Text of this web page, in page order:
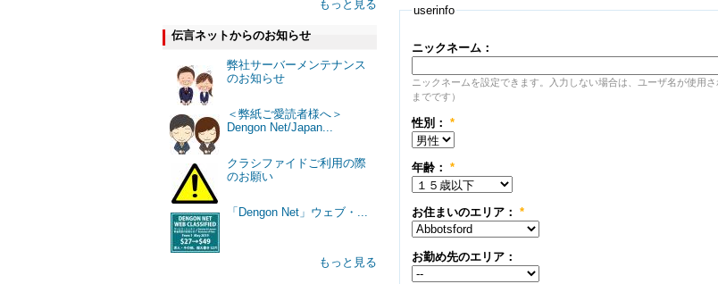
もっと見る
伝言ネットからのお知らせ
弊社サーバーメンテナンス
のお知らせ
＜弊紙ご愛読者様へ＞
Dengon Net/Japan...
クラシファイドご利用の際
のお願い
「Dengon Net」ウェブ・...
もっと見る
userinfo
ニックネーム：
ニックネームを設定できます。入力しない場合は、ユーザ名が使用
までです）
性別： *
年齢： *
お住まいのエリア： *
お勤め先のエリア：